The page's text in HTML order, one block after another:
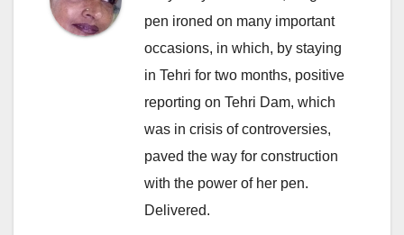
pen ironed on many important
occasions, in which, by staying
in Tehri for two months, positive
reporting on Tehri Dam, which
was in crisis of controversies,
paved the way for construction
with the power of her pen.
Delivered.